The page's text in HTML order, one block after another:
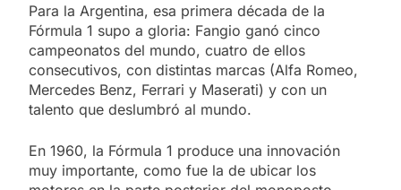
Para la Argentina, esa primera década de la
Fórmula 1 supo a gloria: Fangio ganó cinco
campeonatos del mundo, cuatro de ellos
consecutivos, con distintas marcas (Alfa Romeo,
Mercedes Benz, Ferrari y Maserati) y con un
talento que deslumbró al mundo.
En 1960, la Fórmula 1 produce una innovación
muy importante, como fue la de ubicar los